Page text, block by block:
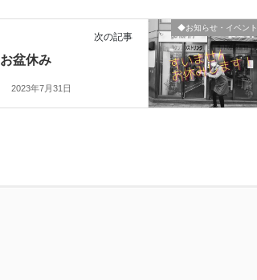
◆お知らせ・イベント
次の記事
お盆休み
2023年7月31日